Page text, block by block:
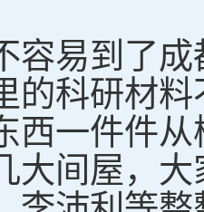
易到了成
的科研材
西一件件
大间屋，